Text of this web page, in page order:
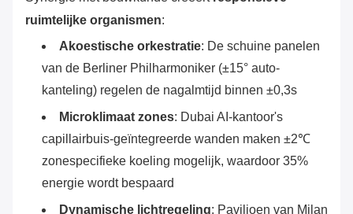
ruimtelijke organismen‌:
Akoestische orkestratie‌: De schuine panelen
van de Berliner Philharmoniker (±15° auto-
kanteling) regelen de nagalmtijd binnen ±0,3s
Microklimaat zones‌: Dubai AI-kantoor's
capillairbuis-geïntegreerde wanden maken ±2℃
zonespecifieke koeling mogelijk, waardoor 35%
energie wordt bespaard
Dynamische lichtregeling‌: Paviljoen van Milan